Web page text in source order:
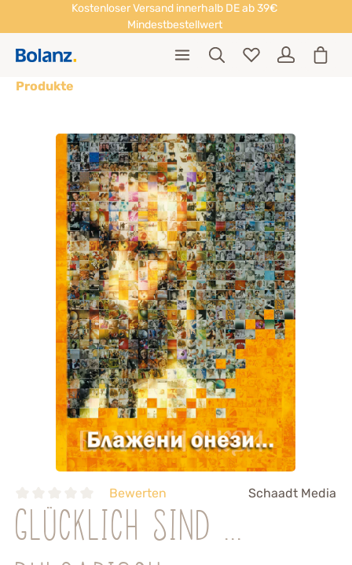
Kostenloser Versand innerhalb DE ab 39€
Mindestbestellwert
Produkte
Bewerten Schaadt Media
Glücklich sind ...